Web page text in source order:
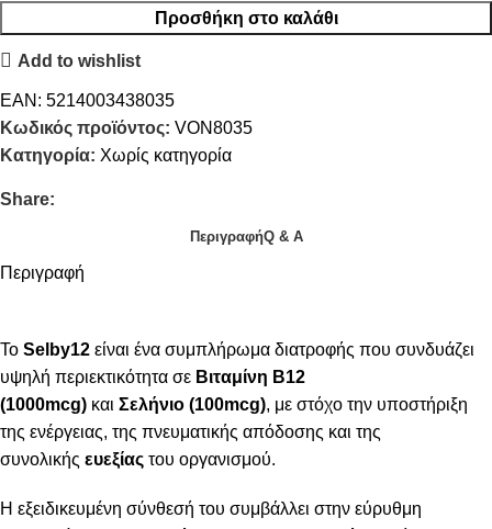
Προσθήκη στο καλάθι
Add to wishlist
EAN: 5214003438035
Κωδικός προϊόντος: VON8035
Κατηγορία: Χωρίς κατηγορία
Share:
ΠεριγραφήQ & A
Περιγραφή
Το Selby12 είναι ένα συμπλήρωμα διατροφής που συνδυάζει
υψηλή περιεκτικότητα σε Βιταμίνη B12
(1000mcg) και Σελήνιο (100mcg), με στόχο την υποστήριξη
της ενέργειας, της πνευματικής απόδοσης και της
συνολικής ευεξίας του οργανισμού.
Η εξειδικευμένη σύνθεσή του συμβάλλει στην εύρυθμη